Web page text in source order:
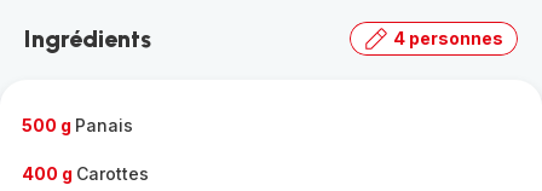
gamme
Ingrédients 4 personnes
500 g Panais
400 g Carottes